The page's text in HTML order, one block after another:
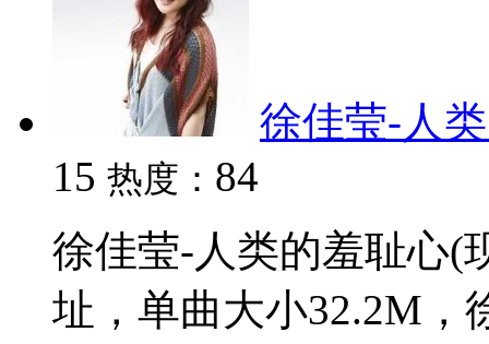
徐佳莹-人
15 热度： 84
徐佳莹-人类的羞耻心(
址，单曲大小32.2M，